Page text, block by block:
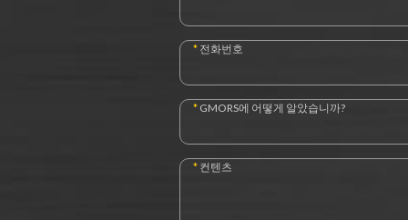
* 전화번호
* GMORS에 어떻게 알았습니까?
* 컨텐츠